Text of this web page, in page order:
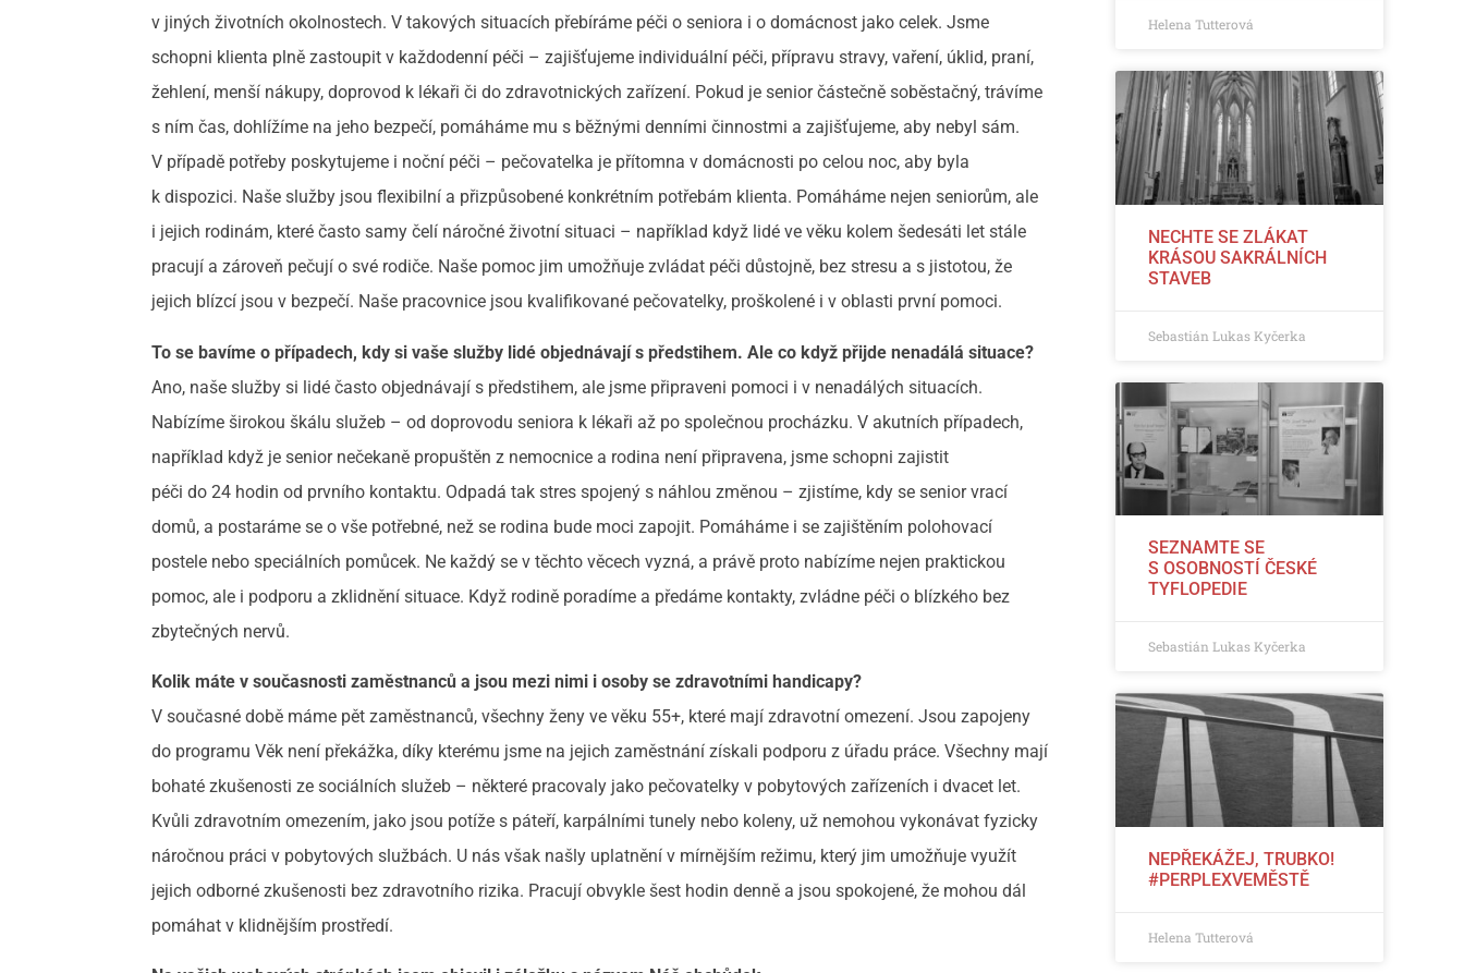
v jiných životních okolnostech. V takových situacích přebíráme péči o seniora i o domácnost jako celek. Jsme
schopni klienta plně zastoupit v každodenní péči – zajišťujeme individuální péči, přípravu stravy, vaření, úklid, praní,
žehlení, menší nákupy, doprovod k lékaři či do zdravotnických zařízení. Pokud je senior částečně soběstačný, trávíme
s ním čas, dohlížíme na jeho bezpečí, pomáháme mu s běžnými denními činnostmi a zajišťujeme, aby nebyl sám.
V případě potřeby poskytujeme i noční péči – pečovatelka je přítomna v domácnosti po celou noc, aby byla
k dispozici. Naše služby jsou flexibilní a přizpůsobené konkrétním potřebám klienta. Pomáháme nejen seniorům, ale
i jejich rodinám, které často samy čelí náročné životní situaci – například když lidé ve věku kolem šedesáti let stále
pracují a zároveň pečují o své rodiče. Naše pomoc jim umožňuje zvládat péči důstojně, bez stresu a s jistotou, že
jejich blízcí jsou v bezpečí. Naše pracovnice jsou kvalifikované pečovatelky, proškolené i v oblasti první pomoci.
To se bavíme o případech, kdy si vaše služby lidé objednávají s předstihem. Ale co když přijde nenadálá situace?
Ano, naše služby si lidé často objednávají s předstihem, ale jsme připraveni pomoci i v nenadálých situacích.
Nabízíme širokou škálu služeb – od doprovodu seniora k lékaři až po společnou procházku. V akutních případech,
například když je senior nečekaně propuštěn z nemocnice a rodina není připravena, jsme schopni zajistit
péči do 24 hodin od prvního kontaktu. Odpadá tak stres spojený s náhlou změnou – zjistíme, kdy se senior vrací
domů, a postaráme se o vše potřebné, než se rodina bude moci zapojit. Pomáháme i se zajištěním polohovací
postele nebo speciálních pomůcek. Ne každý se v těchto věcech vyzná, a právě proto nabízíme nejen praktickou
pomoc, ale i podporu a zklidnění situace. Když rodině poradíme a předáme kontakty, zvládne péči o blízkého bez
zbytečných nervů.
Kolik máte v současnosti zaměstnanců a jsou mezi nimi i osoby se zdravotními handicapy?
V současné době máme pět zaměstnanců, všechny ženy ve věku 55+, které mají zdravotní omezení. Jsou zapojeny
do programu Věk není překážka, díky kterému jsme na jejich zaměstnání získali podporu z úřadu práce. Všechny mají
bohaté zkušenosti ze sociálních služeb – některé pracovaly jako pečovatelky v pobytových zařízeních i dvacet let.
Kvůli zdravotním omezením, jako jsou potíže s páteří, karpálními tunely nebo koleny, už nemohou vykonávat fyzicky
náročnou práci v pobytových službách. U nás však našly uplatnění v mírnějším režimu, který jim umožňuje využít
jejich odborné zkušenosti bez zdravotního rizika. Pracují obvykle šest hodin denně a jsou spokojené, že mohou dál
pomáhat v klidnějším prostředí.
Helena Tutterová
NECHTE SE ZLÁKAT
KRÁSOU SAKRÁLNÍCH
STAVEB
Sebastián Lukas Kyčerka
SEZNAMTE SE
S OSOBNOSTÍ ČESKÉ
TYFLOPEDIE
Sebastián Lukas Kyčerka
NEPŘEKÁŽEJ, TRUBKO!
#PERPLEXVEMĚSTĚ
Helena Tutterová